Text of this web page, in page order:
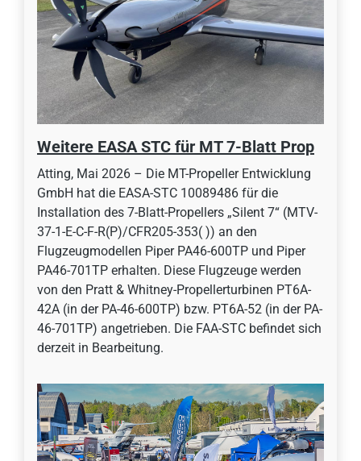
Weitere EASA STC für MT 7-Blatt Prop
Atting, Mai 2026 – Die MT-Propeller Entwicklung
GmbH hat die EASA-STC 10089486 für die
Installation des 7-Blatt-Propellers „Silent 7“ (MTV-
37-1-E-C-F-R(P)/CFR205-353( )) an den
Flugzeugmodellen Piper PA46-600TP und Piper
PA46-701TP erhalten. Diese Flugzeuge werden
von den Pratt & Whitney-Propellerturbinen PT6A-
42A (in der PA-46-600TP) bzw. PT6A-52 (in der PA-
46-701TP) angetrieben. Die FAA-STC befindet sich
derzeit in Bearbeitung.